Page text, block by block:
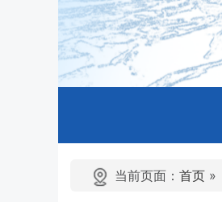
当前页面： 首页 »